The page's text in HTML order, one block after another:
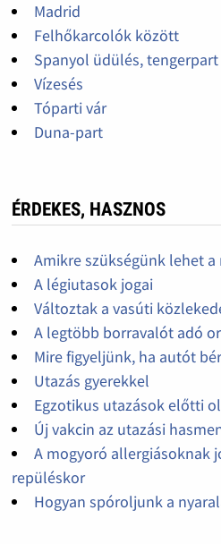
Madrid
Felhőkarcolók között
Spanyol üdülés, tengerpart
Vízesés
Tóparti vár
Duna-part
ÉRDEKES, HASZNOS
Amikre szükségünk lehet a
A légiutasok jogai
Változtak a vasúti
A legtöbb borravalót adó
Mire figyeljünk, ha autót
Utazás gyerekkel
Egzotikus utazások előtti
Új vakcin az utazási
A mogyoró allergiásoknak
repüléskor
Hogyan spóroljunk a